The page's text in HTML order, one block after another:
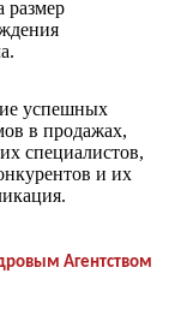
размер
успешных
в продажах,
специалистов,
и их
Агентством